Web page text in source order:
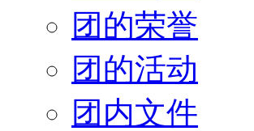
团的荣誉
团的活动
团内文件